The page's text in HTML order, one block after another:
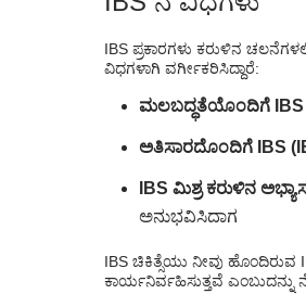
IBS ಪ್ರಕಾರಗಳು ಕರುಳಿನ
ವಿಧಗಳಾಗಿ ವರ್ಗೀಕರಿಸಿದ್ದಾರೆ:
ಮಲಬದ್ಧತೆಯೊಂದಿಗೆ IBS
ಅತಿಸಾರದೊಂದಿಗೆ IBS
IBS ಮಿಶ್ರ ಕರುಳಿನ
ಅನುಭವಿಸಿದಾಗ
IBS ಚಿಕಿತ್ಸೆಯು ನೀವು ಹೊಂದಿರುವ
ಕಾರ್ಯನಿರ್ವಹಿಸುತ್ತವೆ ಎಂಬುದನ್ನು